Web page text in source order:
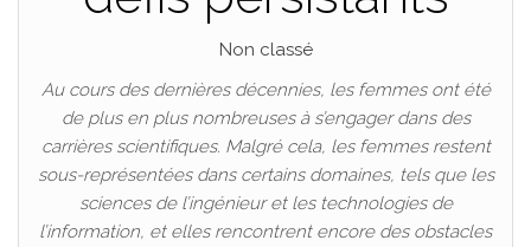
Non classé
Au cours des dernières décennies, les femmes ont été
de plus en plus nombreuses à s’engager dans des
carrières scientifiques. Malgré cela, les femmes restent
sous-représentées dans certains domaines, tels que les
sciences de l’ingénieur et les technologies de
l’information, et elles rencontrent encore des obstacles